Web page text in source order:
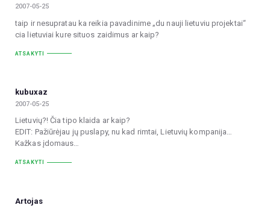
2007-05-25
taip ir nesupratau ka reikia pavadinime „du nauji lietuviu projektai“
cia lietuviai kure situos zaidimus ar kaip?
ATSAKYTI
kubuxaz
2007-05-25
Lietuvių?! Čia tipo klaida ar kaip?
EDIT: Pažiūrėjau jų puslapy, nu kad rimtai, Lietuvių kompanija…
Kažkas įdomaus…
ATSAKYTI
Artojas